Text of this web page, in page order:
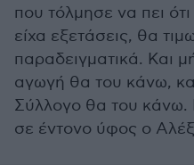
που τόλμησε να πει
είχα εξετάσεις, θα
παραδειγματικά. Και
αγωγή θα του κάνω,
Σύλλογο θα του κάνω.
σε έντονο ύφος ο